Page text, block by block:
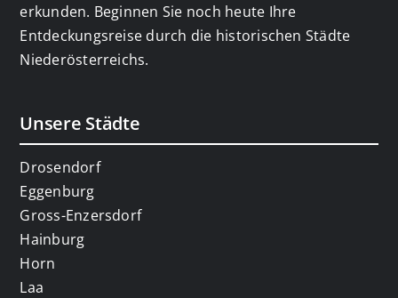
erkunden. Beginnen Sie noch heute Ihre
Entdeckungsreise durch die historischen Städte
Niederösterreichs.
Unsere Städte
Drosendorf
Eggenburg
Gross-Enzersdorf
Hainburg
Horn
Laa